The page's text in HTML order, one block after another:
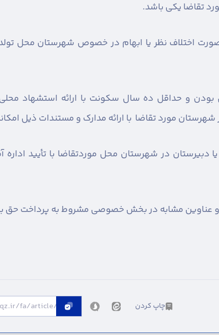
تقاضا یکی باشد.
اختلاف نظر یا ابهام در خصوص شهرستان محل
بودن و حداقل ده سال سکونت با ارائه استشهاد
مورد تقاضا با ارائه مدارک و مستندات ذیل
در شهرستان محل موردتقاضا با تأیید
عناوین مشابه در بخش خصوصی مشروط به پرداخت حق
چاپ کردن